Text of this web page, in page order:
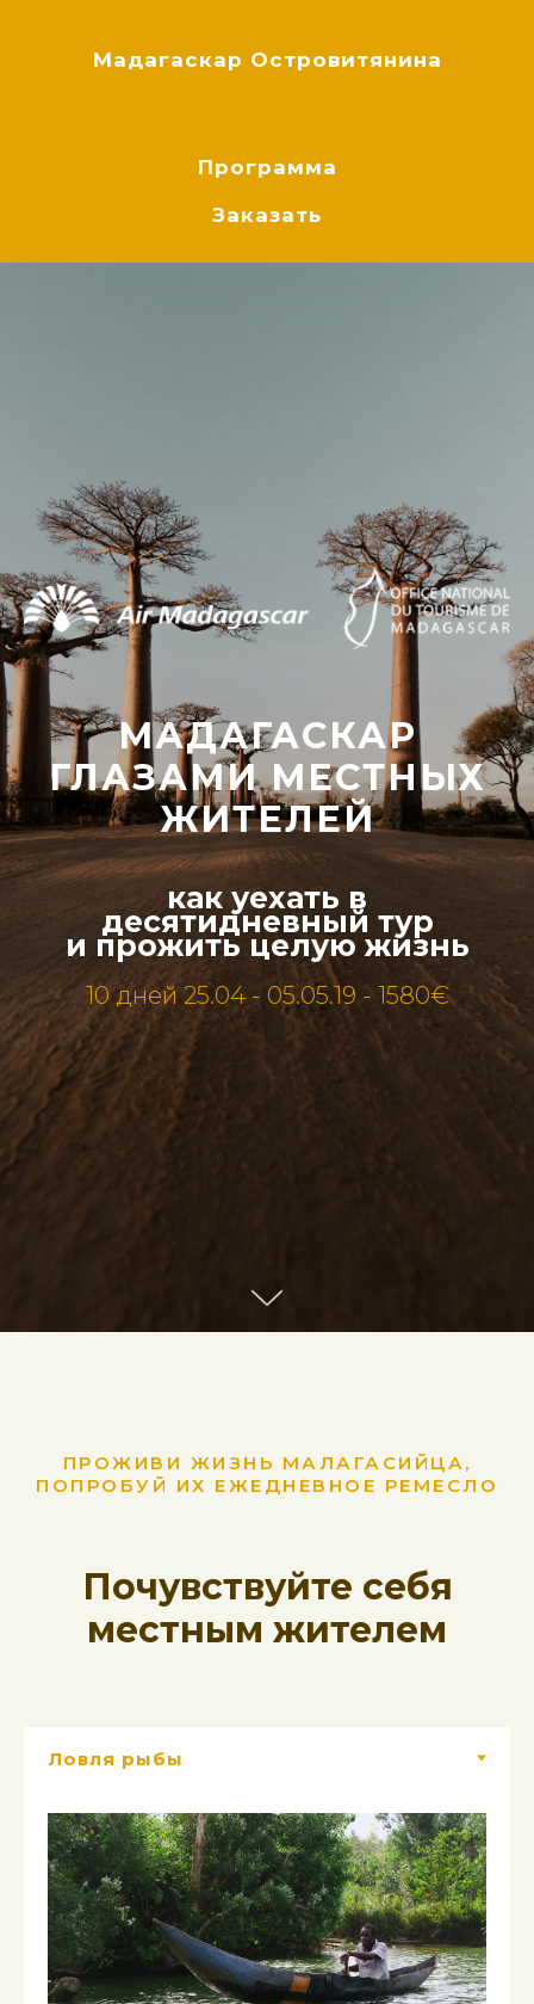
Мадагаскар Островитянина
Программа
Заказать
МАДАГАСКАР
ГЛАЗАМИ МЕСТНЫХ
ЖИТЕЛЕЙ
как уехать в
десятидневный тур
и прожить целую жизнь
10 дней 25.04 - 05.05.19 - 1580€
ПРОЖИВИ ЖИЗНЬ МАЛАГАСИЙЦА,
ПОПРОБУЙ ИХ ЕЖЕДНЕВНОЕ РЕМЕСЛО
Почувствуйте себя
местным жителем